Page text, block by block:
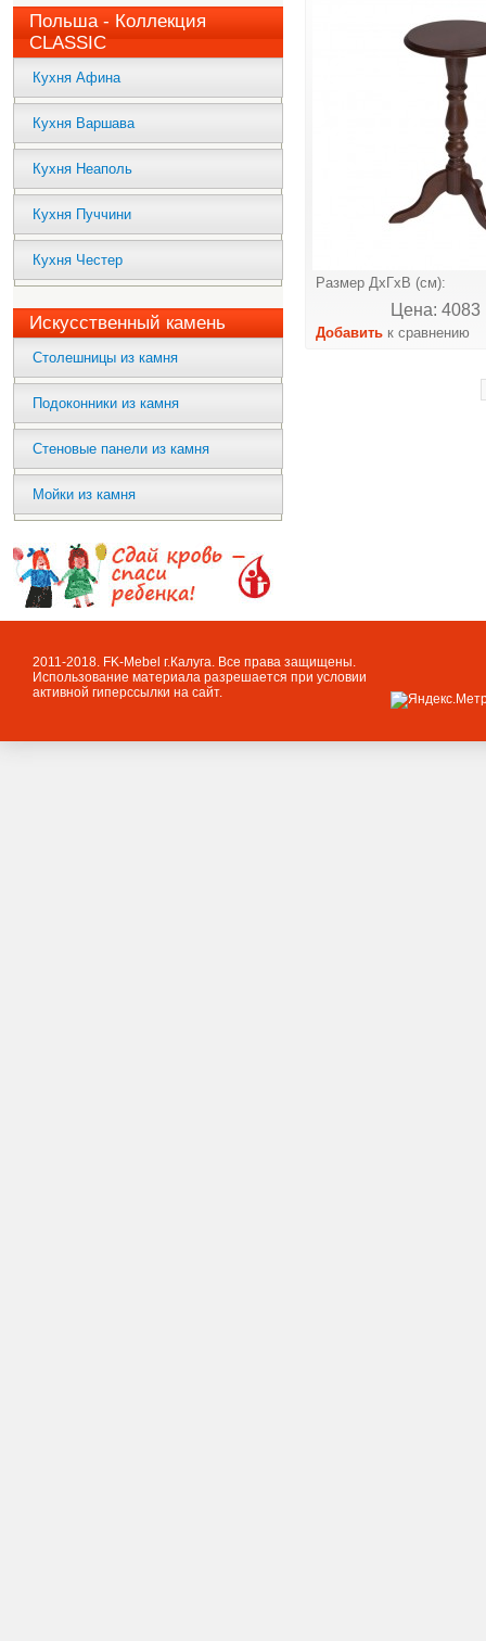
Польша - Коллекция
CLASSIC
Кухня Афина
Кухня Варшава
Кухня Неаполь
Кухня Пуччини
Кухня Честер
Искусственный камень
Столешницы из камня
Подоконники из камня
Стеновые панели из камня
Мойки из камня
Размер ДхГхВ (см):
Цена: 4083
Добавить к сравнению
2011-2018. FK-Mebel г.Калуга. Все права защищены.
Использование материала разрешается при условии
активной гиперссылки на сайт.